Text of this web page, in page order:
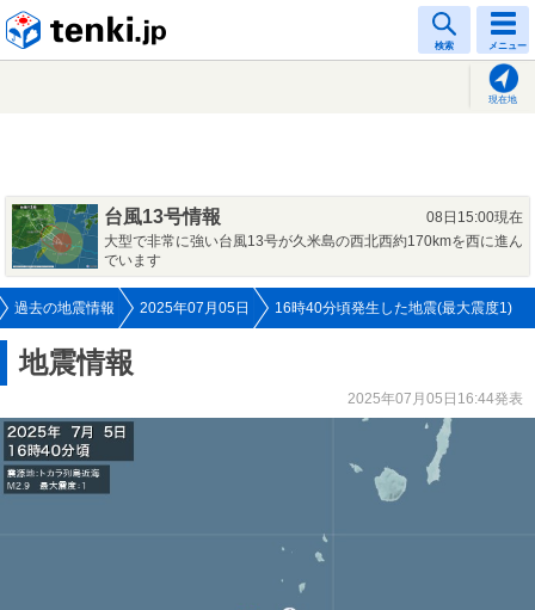
検索 メニュー
現在地
台風13号情報
08日15:00現在
大型で非常に強い台風13号が久米島の西北西約170kmを西に進ん
でいます
過去の地震情報 2025年07月05日 16時40分頃発生した地震(最大震度1)
地震情報
2025年07月05日16:44発表